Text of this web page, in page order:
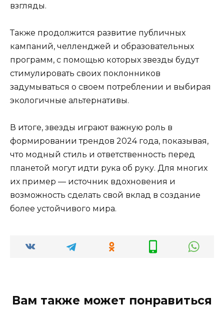
взгляды.
Также продолжится развитие публичных
кампаний, челленджей и образовательных
программ, с помощью которых звезды будут
стимулировать своих поклонников
задумываться о своем потреблении и выбирая
экологичные альтернативы.
В итоге, звезды играют важную роль в
формировании трендов 2024 года, показывая,
что модный стиль и ответственность перед
планетой могут идти рука об руку. Для многих
их пример — источник вдохновения и
возможность сделать свой вклад в создание
более устойчивого мира.
Вам также может понравиться